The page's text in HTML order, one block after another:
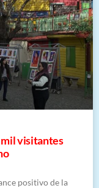
mil visitantes
positivo de la